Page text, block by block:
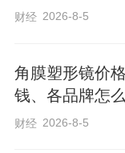
的不在基本
监部门批准
时纳入医保基
财经 2026-8-5
角膜塑形镜价
钱、各品牌怎
财经 2026-8-5